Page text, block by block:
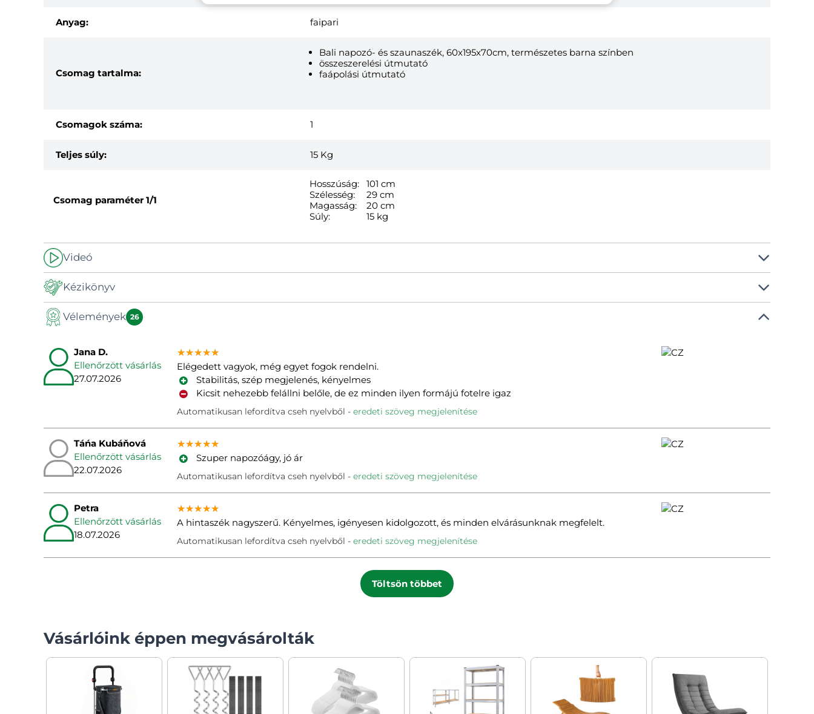
Anyag: faipari
Csomag tartalma:
Bali napozó- és szaunaszék, 60x195x70cm, természetes barna színben
összeszerelési útmutató
faápolási útmutató
Csomagok száma: 1
Teljes súly: 15 Kg
Csomag paraméter1/1
Hosszúság:
101 cm
Szélesség:
29 cm
Magasság:
20 cm
Súly:
15 kg
Videó
- Kézikönyv
Kézikönyv
Vélemények 26
Jana D.
Ellenőrzött vásárlás
27.07.2026
★★★★★
★★★★★
★★★★★
Elégedett vagyok, még egyet fogok rendelni.
Stabilitás, szép megjelenés, kényelmes
Kicsit nehezebb felállni belőle, de ez minden ilyen formájú fotelre igaz
Automatikusan lefordítva cseh nyelvből eredeti szöveg megjelenítése
Táńa Kubáňová
Ellenőrzött vásárlás
22.07.2026
★★★★★
★★★★★
★★★★★
Szuper napozóágy, jó ár
Automatikusan lefordítva cseh nyelvből eredeti szöveg megjelenítése
Petra
Ellenőrzött vásárlás
18.07.2026
★★★★★
★★★★★
★★★★★
A hintaszék nagyszerű. Kényelmes, igényesen kidolgozott, és minden elvárásunknak megfelelt.
Automatikusan lefordítva cseh nyelvből eredeti szöveg megjelenítése
Töltsön többet
Vásárlóink éppen megvásárolták